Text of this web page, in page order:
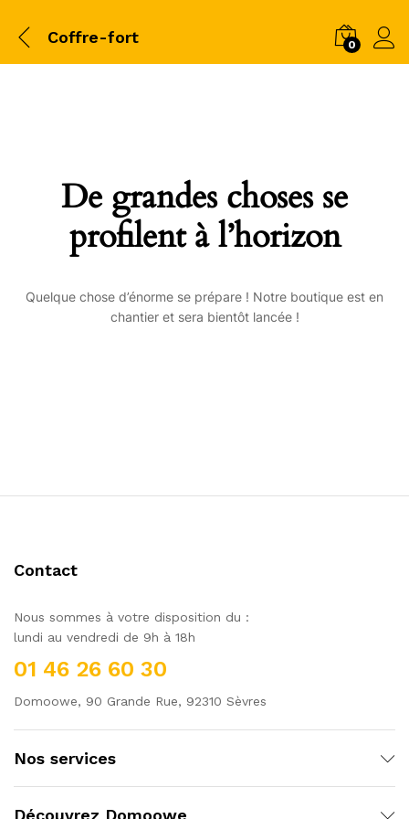
Coffre-fort 0
De grandes choses se
profilent à l’horizon
Quelque chose d’énorme se prépare ! Notre boutique est en
chantier et sera bientôt lancée !
Contact
Nous sommes à votre disposition du :
lundi au vendredi de 9h à 18h
01 46 26 60 30
Domoowe, 90 Grande Rue, 92310 Sèvres
Nos services
Découvrez Domoowe